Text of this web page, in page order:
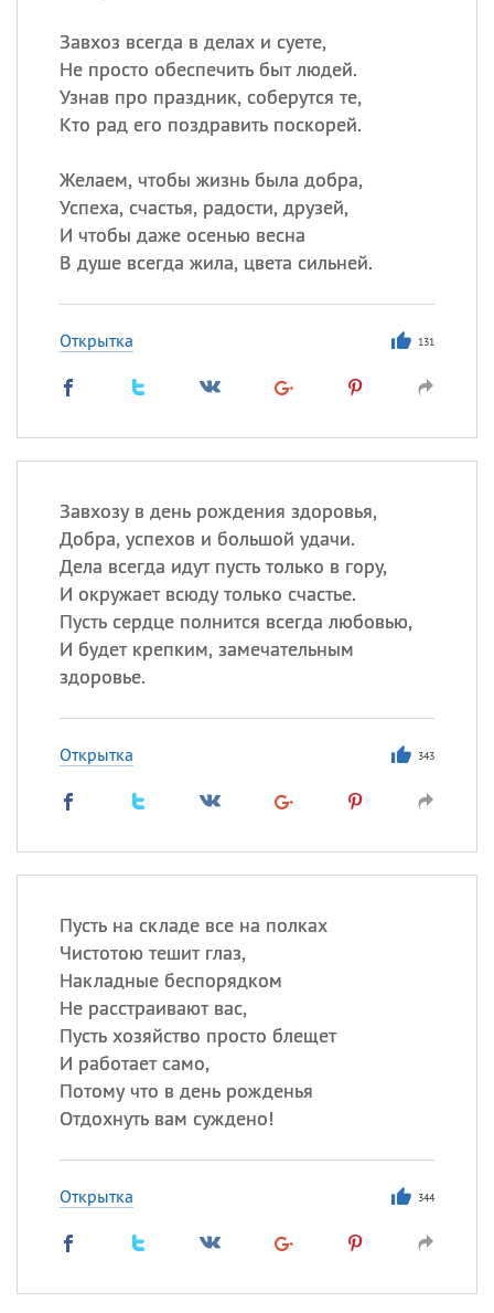
Завхоз всегда в делах и суете,
Не просто обеспечить быт людей.
Узнав про праздник, соберутся те,
Кто рад его поздравить поскорей.
Желаем, чтобы жизнь была добра,
Успеха, счастья, радости, друзей,
И чтобы даже осенью весна
В душе всегда жила, цвета сильней.
Открытка 131
Завхозу в день рождения здоровья,
Добра, успехов и большой удачи.
Дела всегда идут пусть только в гору,
И окружает всюду только счастье.
Пусть сердце полнится всегда любовью,
И будет крепким, замечательным
здоровье.
Открытка 343
Пусть на складе все на полках
Чистотою тешит глаз,
Накладные беспорядком
Не расстраивают вас,
Пусть хозяйство просто блещет
И работает само,
Потому что в день рожденья
Отдохнуть вам суждено!
Открытка 344